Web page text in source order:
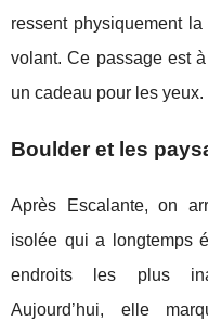
ressent physiquement
volant. Ce passage est
un cadeau pour les yeux.
Boulder et les
Après Escalante, on
isolée qui a longtemps
endroits les plus
Aujourd’hui, elle